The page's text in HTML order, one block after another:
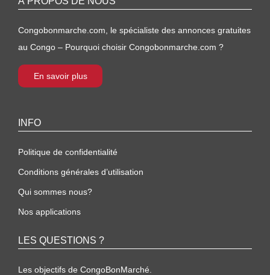
Congobonmarche.com, le spécialiste des annonces gratuites
au Congo – Pourquoi choisir Congobonmarche.com ?
En savoir plus
INFO
Politique de confidentialité
Conditions générales d’utilisation
Qui sommes nous?
Nos applications
LES QUESTIONS ?
Les objectifs de CongoBonMarché.